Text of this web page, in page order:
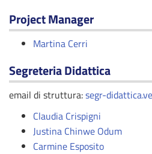
Project Manager
Martina Cerri
Segreteria Didattica
email di struttura:segr-
Claudia Crispigni
Justina Chinwe Odum
Carmine Esposito